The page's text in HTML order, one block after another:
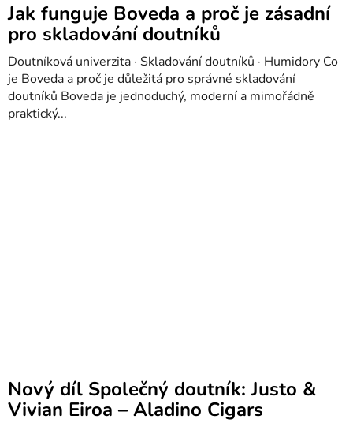
Jak funguje Boveda a proč je zásadní
pro skladování doutníků
Doutníková univerzita · Skladování doutníků · Humidory Co
je Boveda a proč je důležitá pro správné skladování
doutníků Boveda je jednoduchý, moderní a mimořádně
praktický...
Nový díl Společný doutník: Justo &
Vivian Eiroa – Aladino Cigars